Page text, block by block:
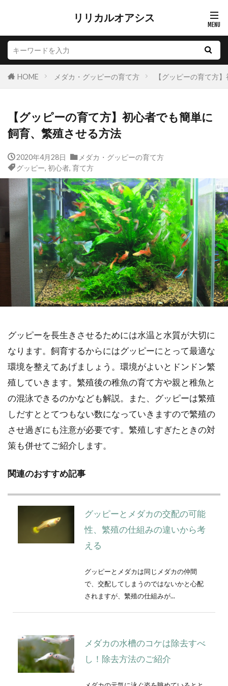
リリカルオアシス
HOME メダカ・グッピーの育て方 【グッピーの育て方
【グッピーの育て方】初心者でも簡単に
飼育、繁殖させる方法
2020年4月28日
メダカ・グッピーの育て方
グッピー, 初心者, 育て方
グッピーを長生きさせるためには水温と水質が大切に
なります。飼育するからにはグッピーにとって最適な
環境を整えてあげましょう。環境がよいとドンドン繁
殖していきます。繁殖後の稚魚の育て方や親と稚魚と
の混泳できるのかなども解説。また、グッピーは繁殖
しだすととてつもない数になっていきますので繁殖の
させ過ぎにも注意が必要です。繁殖しすぎたときの対
策も併せてご紹介します。
関連のおすすめ記事
グッピーとメダカの交配の可能
性、繁殖の仕組みの違いから考
える
グッピーとメダカは同じメダカの仲間
で、交配してしまうのではないかと心配
されますが、繁殖の仕組みが...
メダカの水槽のコケは除去すべ
し！除去方法のご紹介